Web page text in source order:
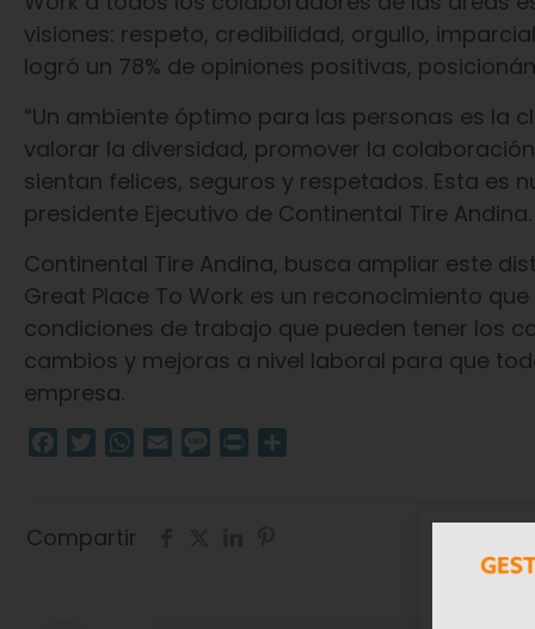
visiones: respeto, credibilidad, orgullo,
logró un 78% de opiniones positivas,
“Un ambiente óptimo para las personas es la
valorar la diversidad, promover la
sientan felices, seguros y respetados. Esta es
presidente Ejecutivo de Continental Tire
Continental Tire Andina, busca ampliar este
Great Place To Work es un reconocimiento
condiciones de trabajo que pueden tener los
cambios y mejoras a nivel laboral para que
empresa.
Facebook
TwitterWhatsApp
Email Message
Print
Compartir